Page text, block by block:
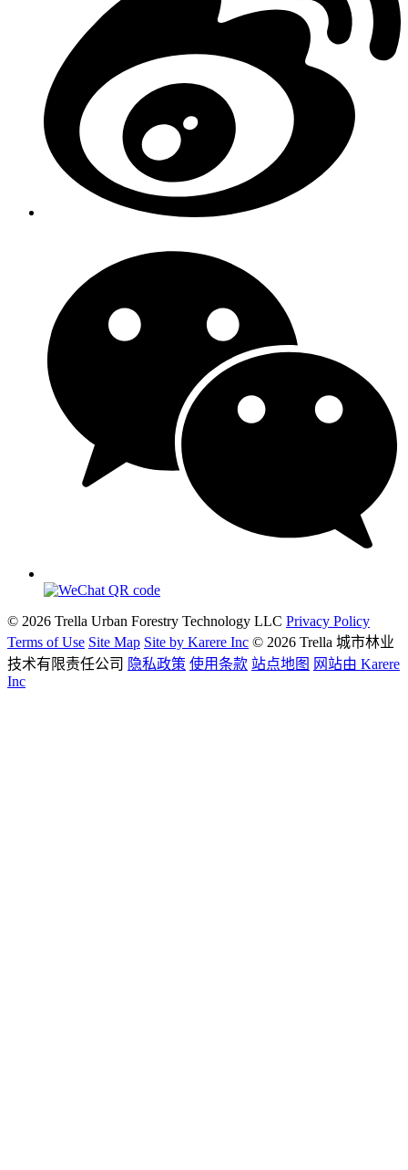
© 2026 Trella Urban Forestry Technology LLC Privacy Policy
Terms of Use Site Map Site by Karere Inc © 2026 Trella 城市林业
技术有限责任公司 隐私政策 使用条款 站点地图 网站由 Karere
Inc